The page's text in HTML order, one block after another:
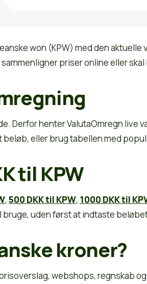
won (KPW) med den
priser online eller
Derfor henter ValutaOmregn live
eller brug tabellen med
til KPW
, 500 DKK til KPW, 1000 DKK til
uden først at indtaste
kroner?
webshops, regnskab